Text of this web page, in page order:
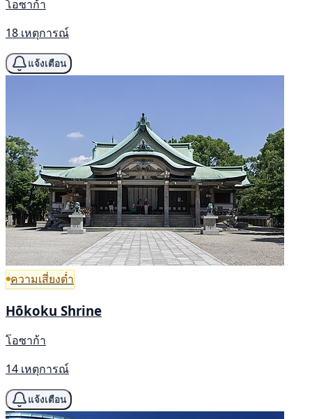
โอซาก้า
18 เหตุการณ์
แจ้งเตือน
ความเสี่ยงต่ำ
Hōkoku Shrine
โอซาก้า
14 เหตุการณ์
แจ้งเตือน